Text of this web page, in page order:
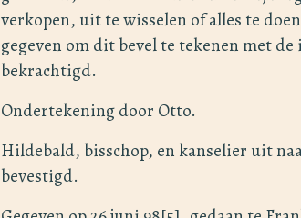
verkopen, uit te wisselen of alles te
gegeven om dit bevel te tekenen met
bekrachtigd.
Ondertekening door Otto.
Hildebald, bisschop, en kanselier uit
bevestigd.